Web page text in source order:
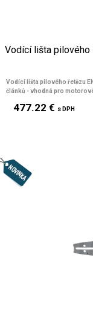
Vodící lišta pilového
Vodící lišta pilového řetězu
článků - vhodná pro
477.22 € s DPH